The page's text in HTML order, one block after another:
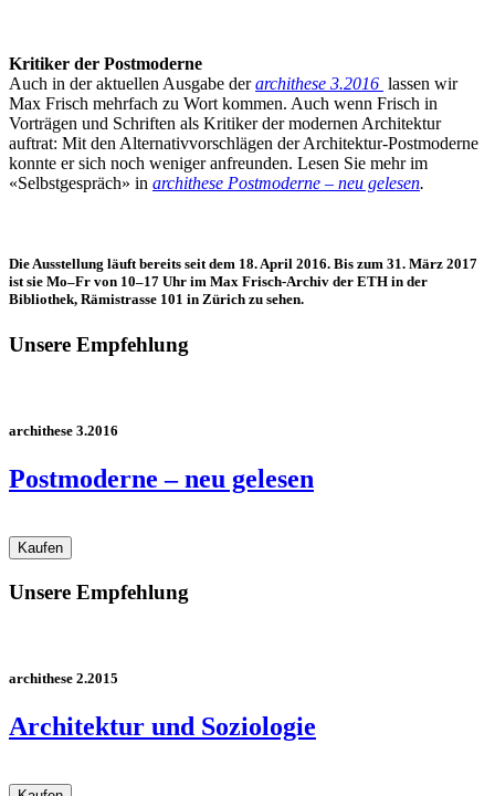
Kritiker der Postmoderne
Auch in der aktuellen Ausgabe derarchithese 3.2016 lassen wir
Max Frisch mehrfach zu Wort kommen. Auch wenn Frisch in
Vorträgen und Schriften als Kritiker der modernen Architektur
auftrat: Mit den Alternativvorschlägen der Architektur-Postmoderne
konnte er sich noch weniger anfreunden. Lesen Sie mehr im
«Selbstgespräch» in archithese Postmoderne – neu gelesen.
Die Ausstellung läuft bereits seit dem 18. April 2016. Bis zum 31. März 2017
ist sie Mo–Fr von 10–17 Uhr im Max Frisch-Archiv der ETH in der
Bibliothek, Rämistrasse 101 in Zürich zu sehen.
Unsere Empfehlung
archithese 3.2016
Postmoderne – neu gelesen
Unsere Empfehlung
archithese 2.2015
Architektur und Soziologie